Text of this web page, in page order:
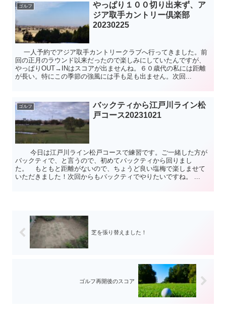
ゴルフ
やっぱり１００切り出来ず、ア
ジア取手カントリー倶楽部
20230225
一人予約でアジア取手カントリークラブへ行ってきました。前
回の正月のラウンド以来だったので楽しみにしていたんですが、
やっぱりOUT→INはスコアが出ませんね。６０歳代の私には距離
が長い。特にこの季節の強風には手も足も出ません。次回...
ゴルフ
バックティから江戸川ライン松
戸コース20231021
今日は江戸川ライン松戸コースで練習です。ご一緒した方が
バックティで、と言うので、初めてバックティから回りまし
た。 もともと距離がないので、ちょうど良い塩梅で楽しませて
いただきました！次回からもバックティでやりたいですね。 ...
芝を張り替えました！
ゴルフ再開後のスコア